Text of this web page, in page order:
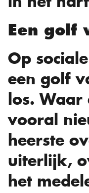
Een golf
Op
een golf
los. Waar
vooral
heerste
uiterlijk,
het